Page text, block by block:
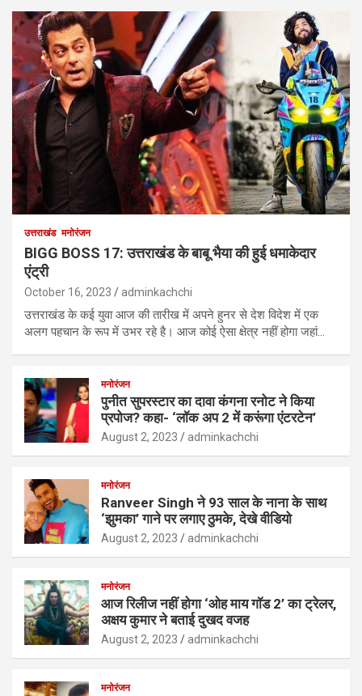
उत्तराखंड मनोरंजन
BIGG BOSS 17: उत्तराखंड के बाबू भैया की हुई धमाकेदार
एंट्री
October 16, 2023 adminkachchi
उत्तराखंड के कई युवा आज की तारीख में अपने हुनर से देश विदेश में एक
अलग पहचान के रूप में उभर रहे है। आज कोई ऐसा क्षेत्र नहीं होगा जहां…
मनोरंजन
पुनीत सुपरस्टार का दावा कंगना रनोट ने किया
प्रपोज? कहा- ‘लॉक अप 2 में करूंगा एंटरटेन’
August 2, 2023 adminkachchi
मनोरंजन
Ranveer Singh ने 93 साल के नाना के साथ
‘झुमका’ गाने पर लगाए ठुमके, देखे वीडियो
August 2, 2023 adminkachchi
मनोरंजन
आज रिलीज नहीं होगा ‘ओह माय गॉड 2’ का ट्रेलर,
अक्षय कुमार ने बताई दुखद वजह
August 2, 2023 adminkachchi
मनोरंजन